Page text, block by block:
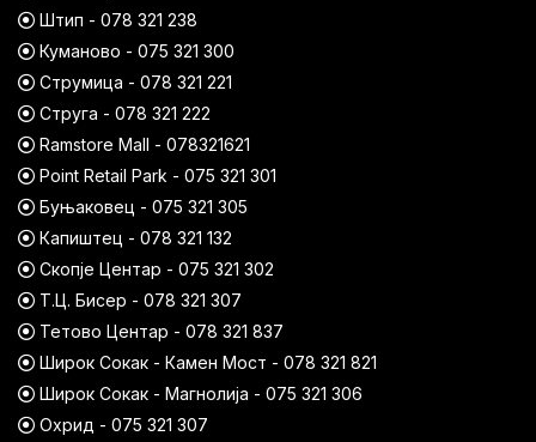
Штип - 078 321 238
Куманово - 075 321 300
Струмица - 078 321 221
Струга - 078 321 222
Ramstore Mall - 078321621
Point Retail Park - 075 321 301
Буњаковец - 075 321 305
Капиштец - 078 321 132
Скопје Центар - 075 321 302
Т.Ц. Бисер - 078 321 307
Тетово Центар - 078 321 837
Широк Сокак - Камен Мост - 078 321 821
Широк Сокак - Магнолија - 075 321 306
Охрид - 075 321 307